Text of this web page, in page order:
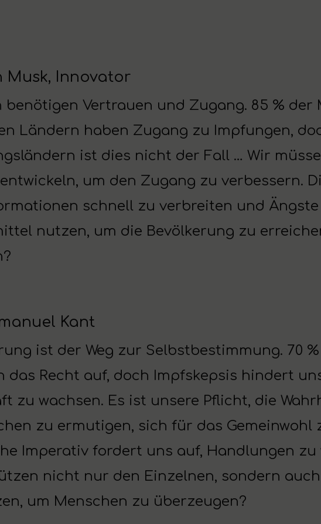
Musk, Innovator
benötigen Vertrauen und Zugang. 85 % der
Ländern haben Zugang zu Impfungen,
ist dies nicht der Fall … Wir
um den Zugang zu verbessern.
schnell zu verbreiten und
nutzen, um die Bevölkerung zu
Kant
ist der Weg zur Selbstbestimmung. 70
das Recht auf, doch Impfskepsis hindert
zu wachsen. Es ist unsere Pflicht, die
zu ermutigen, sich für das Gemeinwohl
Imperativ fordert uns auf, Handlungen zu
nicht nur den Einzelnen, sondern
um Menschen zu überzeugen?